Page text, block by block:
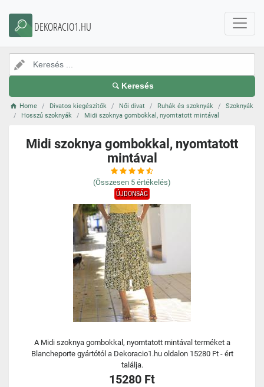
DEKORACIO1.HU
Keresés
Home Divatos kiegészítők Női divat Ruhák és szoknyák
Szoknyák
Hosszú szoknyák
Midi szoknya gombokkal, nyomtatott mintával
Midi szoknya gombokkal, nyomtatott
mintával
(Összesen 5 értékelés)
ÚJDONSÁG
A Midi szoknya gombokkal, nyomtatott mintával terméket a
Blancheporte gyártótól a Dekoracio1.hu oldalon 15280 Ft - ért
találja.
15280 Ft